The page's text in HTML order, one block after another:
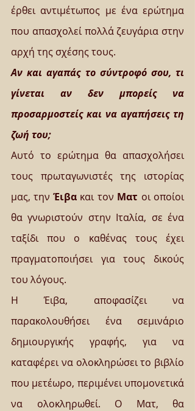
έρθει αντιμέτωπος με ένα ερώτημα
που απασχολεί πολλά ζευγάρια στην
αρχή της σχέσης τους.
Αν και αγαπάς το σύντροφό σου, τι
γίνεται αν δεν μπορείς να
προσαρμοστείς και να αγαπήσεις τη
ζωή του;
Αυτό το ερώτημα θα απασχολήσει
τους πρωταγωνιστές της ιστορίας
μας, την Έιβα και τον Ματ οι οποίοι
θα γνωριστούν στην Ιταλία, σε ένα
ταξίδι που ο καθένας τους έχει
πραγματοποιήσει για τους δικούς
του λόγους.
Η Έιβα, αποφασίζει να
παρακολουθήσει ένα σεμινάριο
δημιουργικής γραφής, για να
καταφέρει να ολοκληρώσει το βιβλίο
που μετέωρο, περιμένει υπομονετικά
να ολοκληρωθεί. Ο Ματ, θα